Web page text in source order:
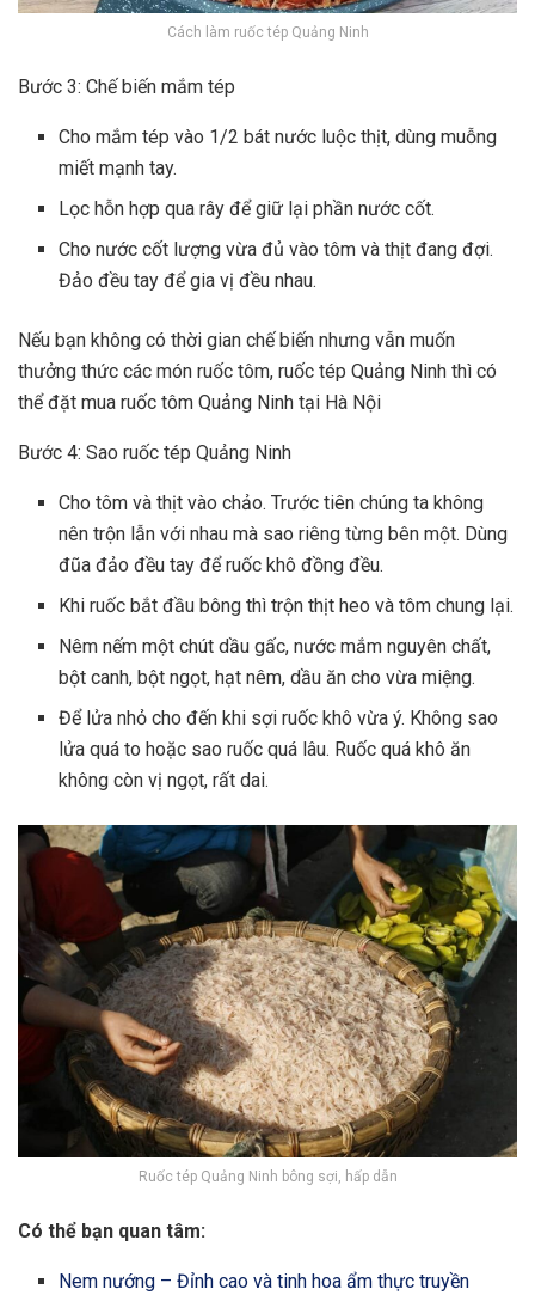
Cách làm ruốc tép Quảng Ninh
Bước 3: Chế biến mắm tép
Cho mắm tép vào 1/2 bát nước luộc thịt, dùng muỗng
miết mạnh tay.
Lọc hỗn hợp qua rây để giữ lại phần nước cốt.
Cho nước cốt lượng vừa đủ vào tôm và thịt đang đợi.
Đảo đều tay để gia vị đều nhau.
Nếu bạn không có thời gian chế biến nhưng vẫn muốn
thưởng thức các món ruốc tôm, ruốc tép Quảng Ninh thì có
thể đặt mua ruốc tôm Quảng Ninh tại Hà Nội
Bước 4: Sao ruốc tép Quảng Ninh
Cho tôm và thịt vào chảo. Trước tiên chúng ta không
nên trộn lẫn với nhau mà sao riêng từng bên một. Dùng
đũa đảo đều tay để ruốc khô đồng đều.
Khi ruốc bắt đầu bông thì trộn thịt heo và tôm chung lại.
Nêm nếm một chút dầu gấc, nước mắm nguyên chất,
bột canh, bột ngọt, hạt nêm, dầu ăn cho vừa miệng.
Để lửa nhỏ cho đến khi sợi ruốc khô vừa ý. Không sao
lửa quá to hoặc sao ruốc quá lâu. Ruốc quá khô ăn
không còn vị ngọt, rất dai.
Ruốc tép Quảng Ninh bông sợi, hấp dẫn
Có thể bạn quan tâm:
Nem nướng – Đỉnh cao và tinh hoa ẩm thực truyền